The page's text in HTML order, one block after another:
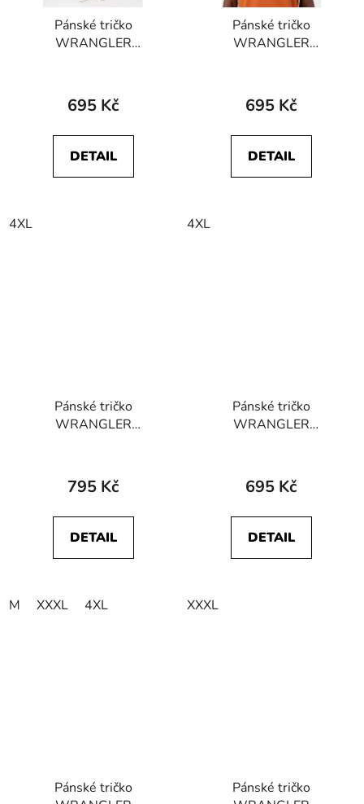
Pánské tričko
WRANGLER
695 Kč
DETAIL
4XL
Pánské tričko
WRANGLER
Brown
695 Kč
DETAIL
4XL
Pánské tričko
WRANGLER
795 Kč
DETAIL
M XXXL 4XL
Pánské tričko
WRANGLER
Black
695 Kč
DETAIL
XXXL
Pánské tričko
Pánské tričko